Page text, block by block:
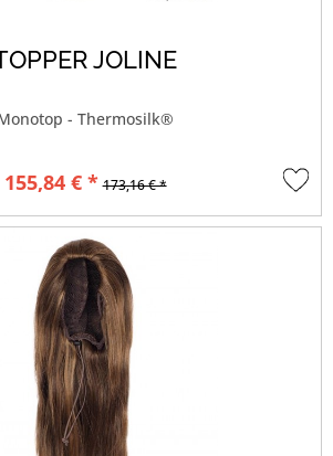
JOLINE
- Thermosilk®
155,84 € * 173,16 € *